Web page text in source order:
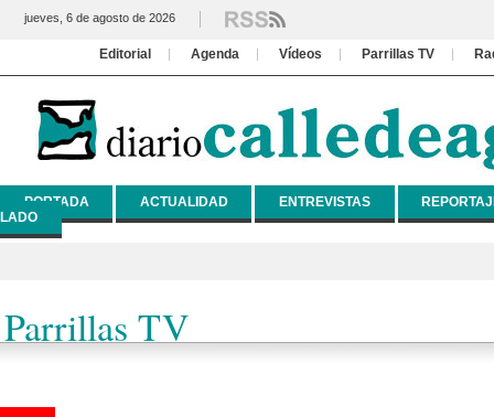
jueves, 6 de agosto de 2026
Editorial Agenda Vídeos Parrillas TV
PORTADA ACTUALIDAD ENTREVISTAS
LADO
Parrillas TV